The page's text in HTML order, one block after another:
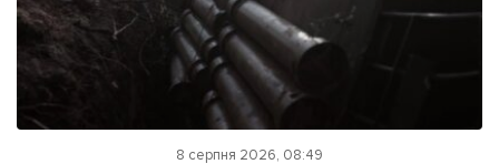
8 серпня 2026, 08:49